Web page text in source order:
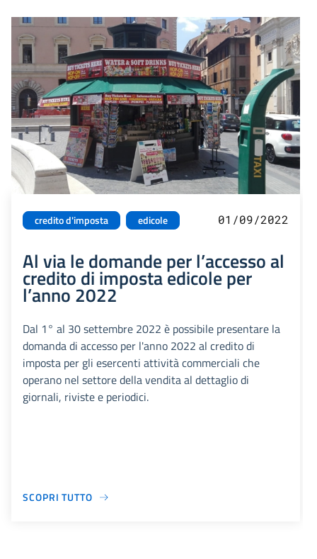
credito d'imposta edicole 01/09/2022
Al via le domande per l’accesso al
credito di imposta edicole per
l’anno 2022
Dal 1° al 30 settembre 2022 è possibile presentare la
domanda di accesso per l'anno 2022 al credito di
imposta per gli esercenti attività commerciali che
operano nel settore della vendita al dettaglio di
giornali, riviste e periodici.
SCOPRI TUTTO